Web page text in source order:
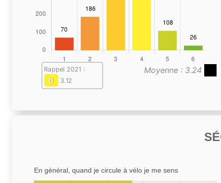
Moyenne : 3.24
Rappel 2021 :
D
3.12
En général, quand je circule à vélo je me sens